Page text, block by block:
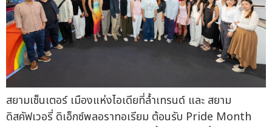
สยามเซ็นเตอร์ เมืองแห่งไอเดียที่ล้ำเทรนด์ และ สยาม
ดิสคัฟเวอรี่ ดิเอ็กซ์พลอราทอเรียม ต้อนรับ Pride Month